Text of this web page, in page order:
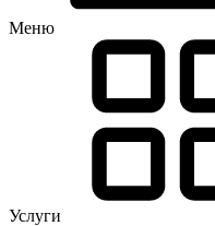
Меню
Услуги